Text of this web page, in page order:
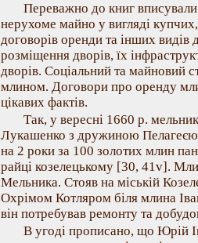
Переважно до книг
нерухоме майно у вигляді
договорів оренди та інших
розміщення дворів, їх
дворів. Соціальний та майновий
млином. Договори про оренду
цікавих фактів.
Так, у вересні 1660 р.
Лукашенко з дружиною
на 2 роки за 100 золотих млин
райці козелецькому [30, 41v].
Мельника. Стояв на міській
Охрімом Котляром біля млина
він потребував ремонту та
В угоді прописано, що Юрій